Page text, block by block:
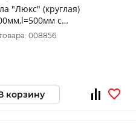
"Люкс" (круглая)
с
в/сорт
008856
корзину